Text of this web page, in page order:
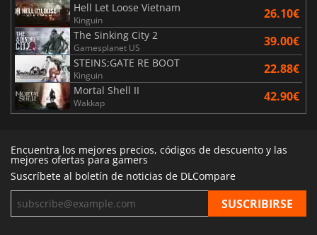
Hell Let Loose Vietnam
Kinguin 26.10€
The Sinking City 2
Gamesplanet US 39.00€
STEINS;GATE RE BOOT
Kinguin 22.88€
Mortal Shell II
Wakkap 42.90€
Encuentra los mejores precios, códigos de descuento y las
mejores ofertas para gamers
Suscríbete al boletín de noticias de DLCompare